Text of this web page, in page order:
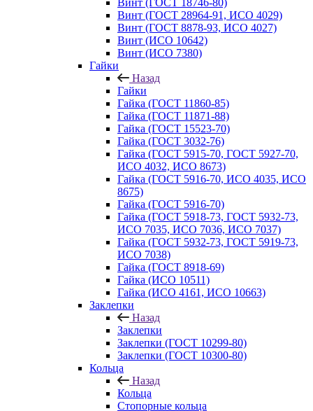
Винт (ГОСТ 18746-80)
Винт (ГОСТ 28964-91, ИСО 4029)
Винт (ГОСТ 8878-93, ИСО 4027)
Винт (ИСО 10642)
Винт (ИСО 7380)
Гайки
Назад
Гайки
Гайка (ГОСТ 11860-85)
Гайка (ГОСТ 11871-88)
Гайка (ГОСТ 15523-70)
Гайка (ГОСТ 3032-76)
Гайка (ГОСТ 5915-70, ГОСТ 5927-70,
ИСО 4032, ИСО 8673)
Гайка (ГОСТ 5916-70, ИСО 4035, ИСО
8675)
Гайка (ГОСТ 5916-70)
Гайка (ГОСТ 5918-73, ГОСТ 5932-73,
ИСО 7035, ИСО 7036, ИСО 7037)
Гайка (ГОСТ 5932-73, ГОСТ 5919-73,
ИСО 7038)
Гайка (ГОСТ 8918-69)
Гайка (ИСО 10511)
Гайка (ИСО 4161, ИСО 10663)
Заклепки
Назад
Заклепки
Заклепки (ГОСТ 10299-80)
Заклепки (ГОСТ 10300-80)
Кольца
Назад
Кольца
Стопорные кольца